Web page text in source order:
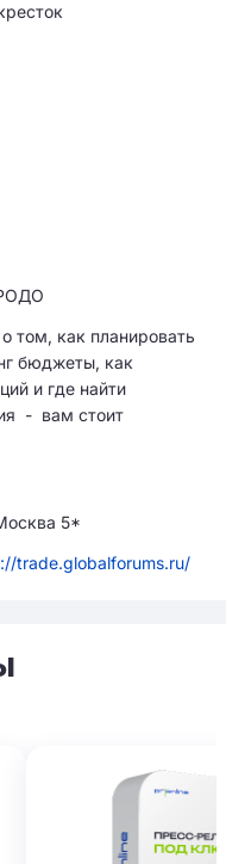
том, как планировать
бюджеты, как
и где найти
- вам стоит
5*
trade.globalforums.ru/